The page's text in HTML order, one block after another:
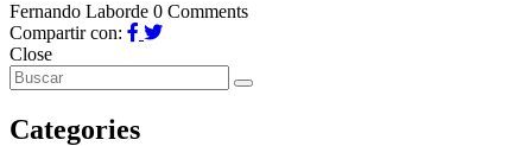
Fernando Laborde 0 Comments
Compartir con:
Close
Categories